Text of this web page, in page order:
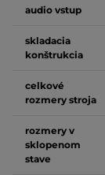
audio vstup
skladacia
konštrukcia
celkové
rozmery stroja
rozmery v
sklopenom
stave